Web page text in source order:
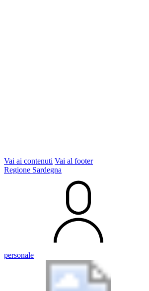
Vai ai contenuti Vai al footer
Regione Sardegna
personale